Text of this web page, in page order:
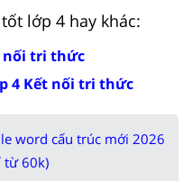
lớp 4 hay khác:
nối tri thức
4 Kết nối tri thức
word cấu trúc mới 2026
từ 60k)